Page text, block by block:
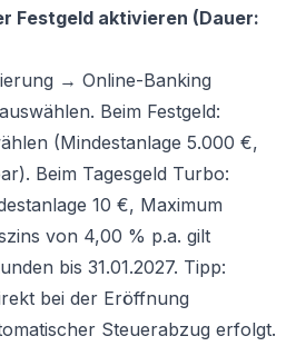
Festgeld aktivieren (Dauer:
→ Online-Banking
Beim Festgeld:
(Mindestanlage 5.000 €,
Beim Tagesgeld Turbo:
10 €, Maximum
von 4,00 % p.a. gilt
bis 31.01.2027. Tipp:
bei der Eröffnung
Steuerabzug erfolgt.